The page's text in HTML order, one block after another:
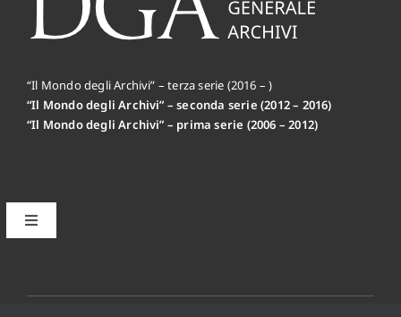
“Il Mondo degli Archivi” – terza serie (2016 – )
“Il Mondo degli Archivi” – seconda serie (2012 – 2016)
“Il Mondo degli Archivi” – prima serie (2006 – 2012)
Toggle